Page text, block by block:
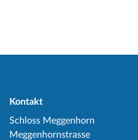
Kontakt
Schloss Meggenhorn
Meggenhornstrasse